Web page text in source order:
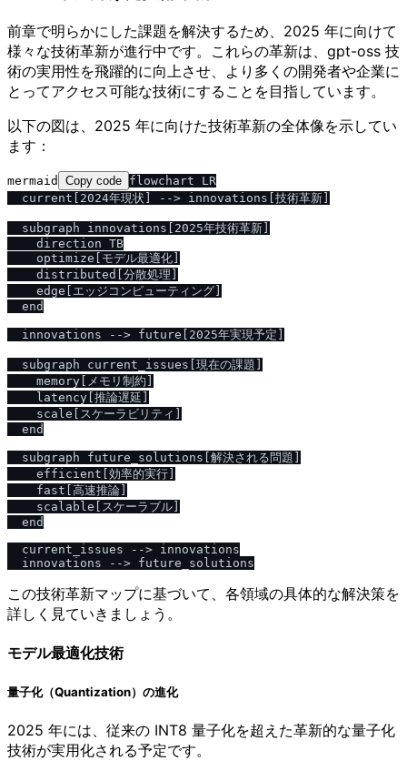
前章で明らかにした課題を解決するため、2025 年に向けて
様々な技術革新が進行中です。これらの革新は、gpt-oss 技
術の実用性を飛躍的に向上させ、より多くの開発者や企業に
とってアクセス可能な技術にすることを目指しています。
以下の図は、2025 年に向けた技術革新の全体像を示してい
ます：
mermaid Copy code flowchart LR
  current[2024年現状] --> innovations[技術革新]
  subgraph innovations[2025年技術革新]
    direction TB
    optimize[モデル最適化]
    distributed[分散処理]
    edge[エッジコンピューティング]
  end
  innovations --> future[2025年実現予定]
  subgraph current_issues[現在の課題]
    memory[メモリ制約]
    latency[推論遅延]
    scale[スケーラビリティ]
  end
  subgraph future_solutions[解決される問題]
    efficient[効率的実行]
    fast[高速推論]
    scalable[スケーラブル]
  end
  current_issues --> innovations
この技術革新マップに基づいて、各領域の具体的な解決策を
詳しく見ていきましょう。
モデル最適化技術
量子化（Quantization）の進化
2025 年には、従来の INT8 量子化を超えた革新的な量子化
技術が実用化される予定です。